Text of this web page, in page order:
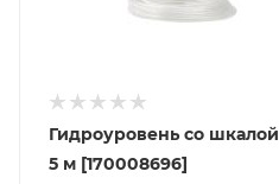
Гидроуровень со шкалой
5 м [170008696]